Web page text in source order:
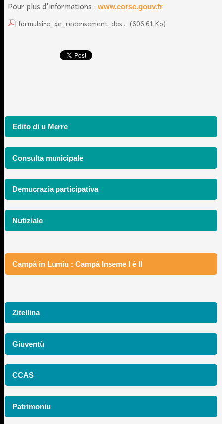
Edito di u Merre
Consulta municipale
Demucrazia participativa
Nutiziale
Campà in Lumiu : Campà Inseme I è II
Zitellina
Giuventù
CCAS
Patrimoniu
Pour plus d'informations : www.corse.gouv.fr
formulaire_de_recensement_des... (606.61 Ko)